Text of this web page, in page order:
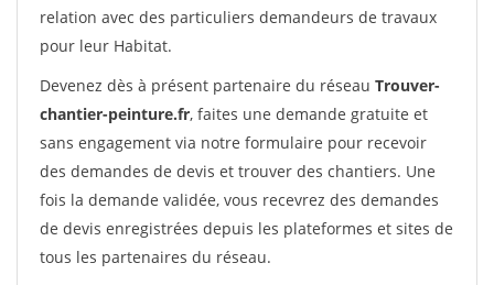
relation avec des particuliers demandeurs de travaux
pour leur Habitat.
Devenez dès à présent partenaire du réseau Trouver-
chantier-peinture.fr, faites une demande gratuite et
sans engagement via notre formulaire pour recevoir
des demandes de devis et trouver des chantiers. Une
fois la demande validée, vous recevrez des demandes
de devis enregistrées depuis les plateformes et sites de
tous les partenaires du réseau.